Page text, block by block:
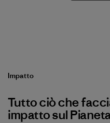
Impatto
Tutto ciò che
impatto sul